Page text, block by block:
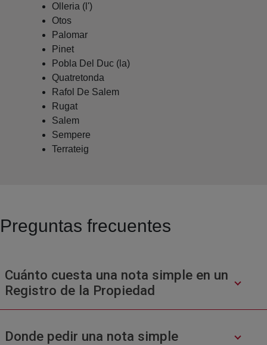
Olleria (l')
Otos
Palomar
Pinet
Pobla Del Duc (la)
Quatretonda
Rafol De Salem
Rugat
Salem
Sempere
Terrateig
Preguntas frecuentes
Cuánto cuesta una nota simple en un
Registro de la Propiedad
Donde pedir una nota simple